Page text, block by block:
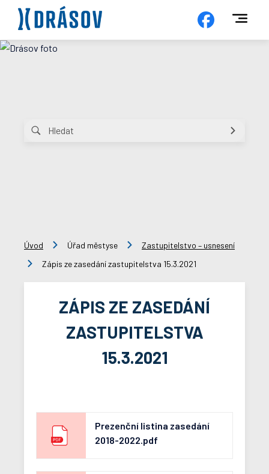
Úvod Úřad městyse
Zastupitelstvo – usnesení
Zápis ze zasedání zastupitelstva 15.3.2021
ZÁPIS ZE ZASEDÁNÍ
ZASTUPITELSTVA
15.3.2021
Prezenční listina zasedání
2018-2022.pdf